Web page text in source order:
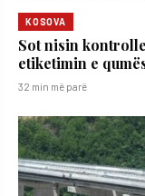
KOSOVA
Sot nisin
etiketimin e
32 min më parë